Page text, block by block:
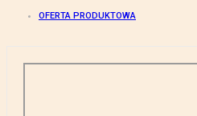
OFERTA PRODUKTOWA